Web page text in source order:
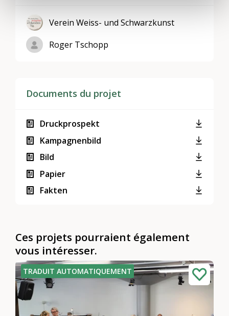
Verein Weiss- und Schwarzkunst
Roger Tschopp
Documents du projet
Druckprospekt
Kampagnenbild
Bild
Papier
Fakten
Ces projets pourraient également
vous intéresser.
TRADUIT AUTOMATIQUEMENT